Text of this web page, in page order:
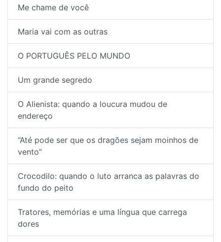
Me chame de você
Maria vai com as outras
O PORTUGUÊS PELO MUNDO
Um grande segredo
O Alienista: quando a loucura mudou de
endereço
“Até pode ser que os dragões sejam moinhos de
vento”
Crocodilo: quando o luto arranca as palavras do
fundo do peito
Tratores, memórias e uma língua que carrega
dores